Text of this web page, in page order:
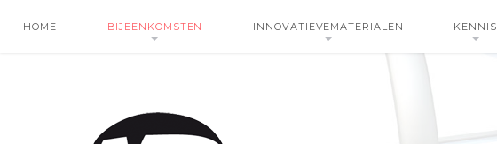
HOME BIJEENKOMSTEN INNOVATIEVEMATERIALEN KENNIS